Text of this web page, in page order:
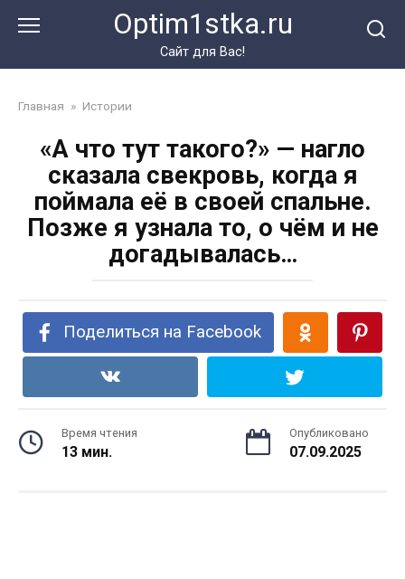
Optim1stka.ru
Сайт для Вас!
Главная » Истории
«А что тут такого?» — нагло
сказала свекровь, когда я
поймала её в своей спальне.
Позже я узнала то, о чём и не
догадывалась…
Поделиться на Facebook
Время чтения
13 мин.
Опубликовано
07.09.2025